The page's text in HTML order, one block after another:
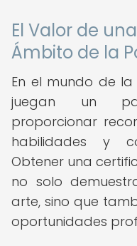
El Valor de
Ámbito de la
En el mundo de
juegan un
proporcionar
habilidades y
Obtener una
no solo
arte, sino que
oportunidades